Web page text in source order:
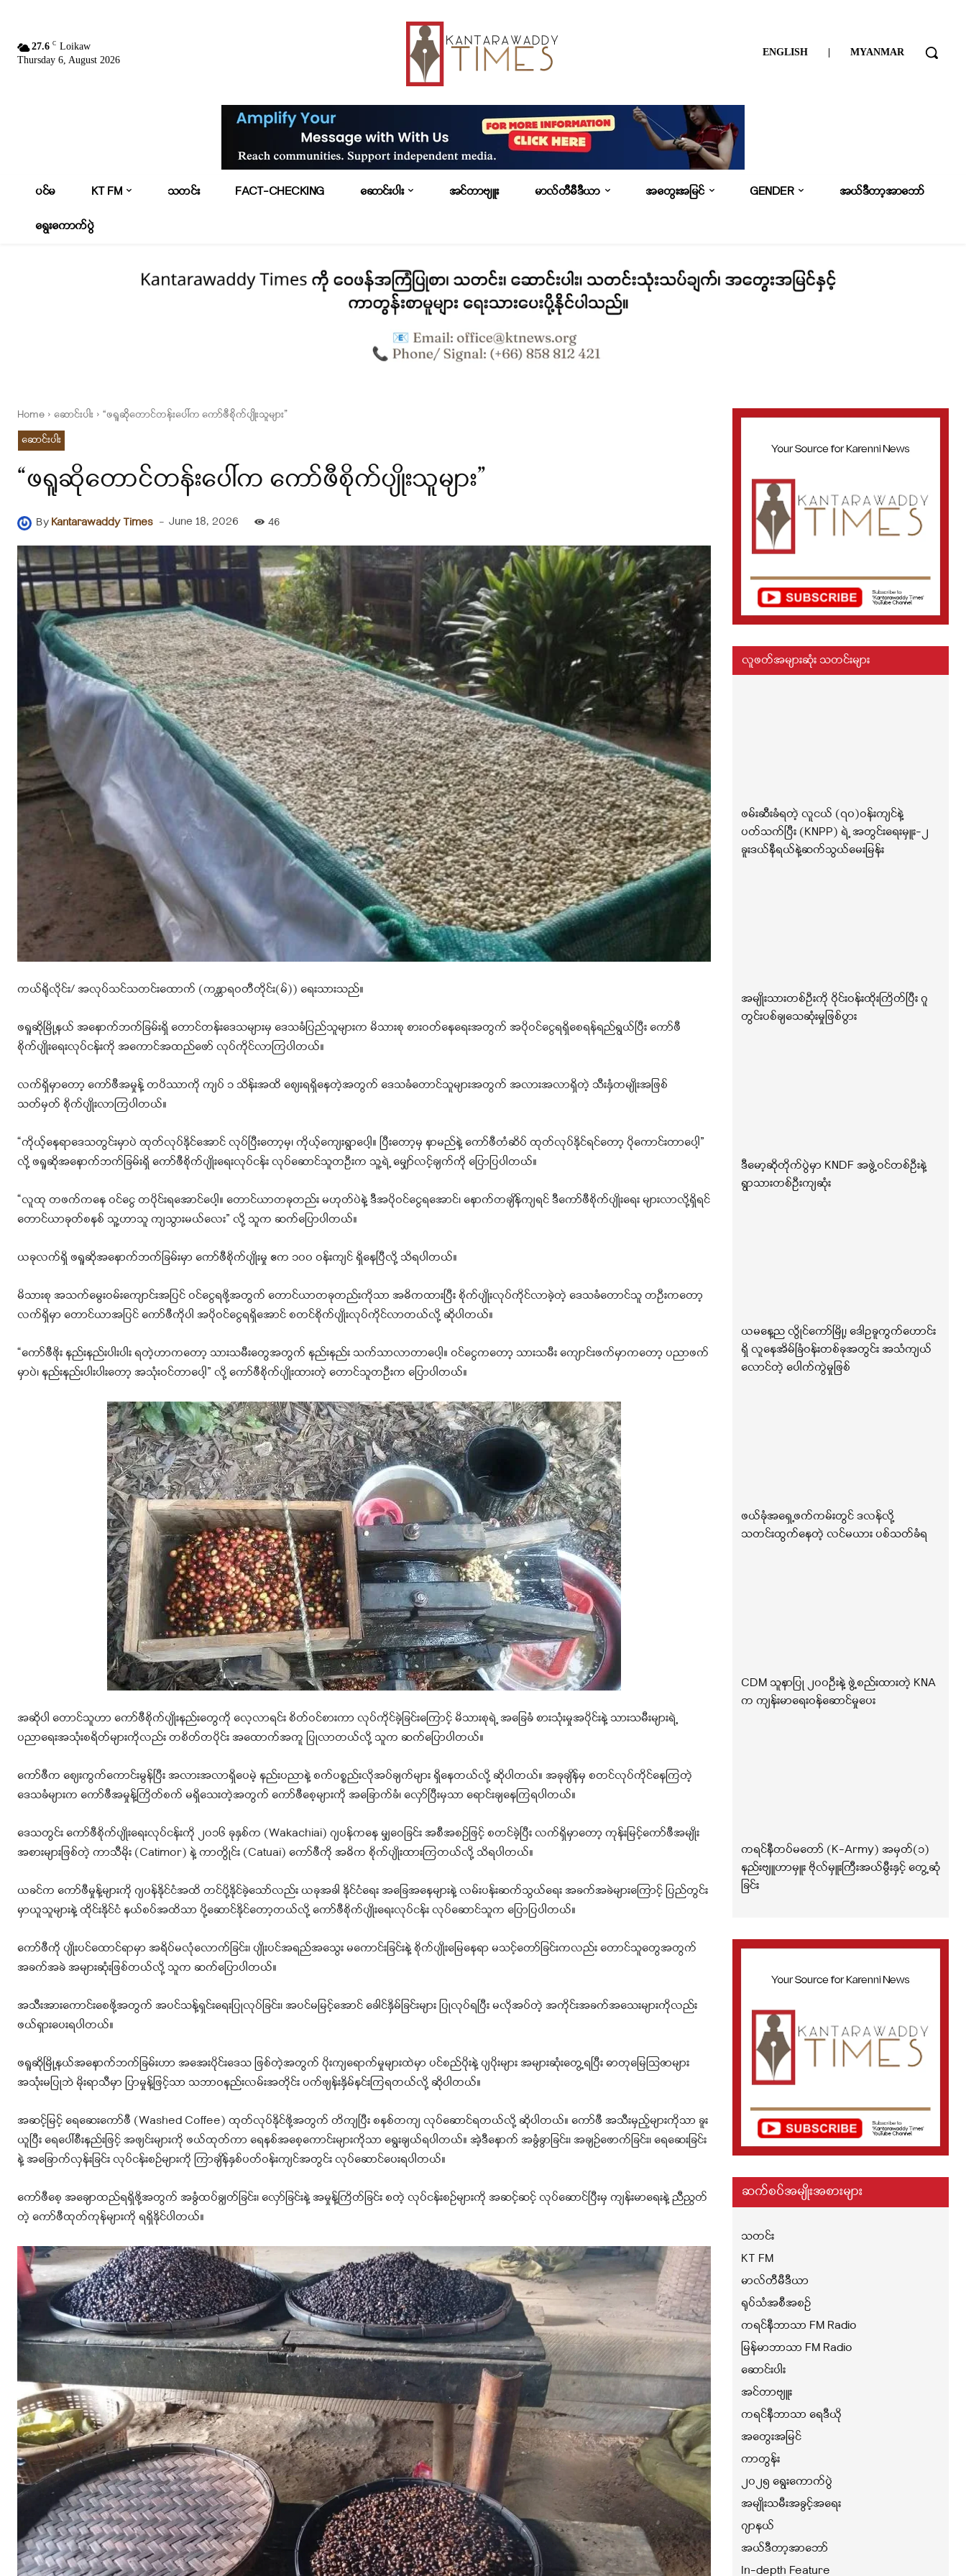
27.6 C Loikaw
Thursday 6, August 2026
ENGLISH | MYANMAR
ပင်မ KT FM သတင်း FACT-CHECKING ဆောင်းပါး အင်တာဗျူး မာလ်တီမီဒီယာ အတွေးအမြင် GENDER အယ်ဒီတာ့အာဘော်
ရွေးကောက်ပွဲ
Home ဆောင်းပါး
“ဖရူဆိုတောင်တန်းပေါ်က ကော်ဖီစိုက်ပျိုးသူများ”
ဆောင်းပါး
“ဖရူဆိုတောင်တန်းပေါ်က ကော်ဖီစိုက်ပျိုးသူများ”
ByKantarawaddy Times - June 18, 2026 46
ကယ်ရိုလိုင်း/ အလုပ်သင်သတင်းထောက် (ကန္တာရဝတီတိုင်း(မ်)) ရေးသားသည်။
ဖရူဆိုမြို့နယ် အနောက်ဘက်ခြမ်းရှိ တောင်တန်းဒေသများမှ ဒေသခံပြည်သူများက မိသားစု စားဝတ်နေရေးအတွက် အပိုဝင်ငွေရရှိစေရန်ရည်ရွယ်ပြီး ကော်ဖီ
စိုက်ပျိုးရေးလုပ်ငန်းကို အကောင်အထည်ဖော် လုပ်ကိုင်လာကြပါတယ်။
လက်ရှိမှာတော့ ကော်ဖီအမှုန့် တပိဿာကို ကျပ် ၁ သိန်းအထိ စျေးရရှိနေတဲ့အတွက် ဒေသခံတောင်သူများအတွက် အလားအလာရှိတဲ့ သီးနှံတမျိုးအဖြစ်
သတ်မှတ် စိုက်ပျိုးလာကြပါတယ်။
“ကိုယ့်နေရာဒေသတွင်းမှာပဲ ထုတ်လုပ်နိုင်အောင် လုပ်ပြီးတော့မှ၊ ကိုယ့်ကျေးရွာပေါ့။ ပြီးတော့မှ နာမည်နဲ့ ကော်ဖီတံဆိပ် ထုတ်လုပ်နိုင်ရင်တော့ ပိုကောင်းတာပေါ့”
လို့ ဖရူဆိုအနောက်ဘက်ခြမ်းရှိ ကော်ဖီစိုက်ပျိုးရေးလုပ်ငန်း လုပ်ဆောင်သူတဦးက သူ့ရဲ့ မျှော်လင့်ချက်ကို ပြောပြပါတယ်။
“လူထု တဖက်ကနေ ဝင်ငွေ တပိုင်းရအောင်ပေါ့။ တောင်ယာတခုတည်း မဟုတ်ပဲနဲ့ ဒီအပိုဝင်ငွေရအောင်၊ နောက်တချိန်ကျရင် ဒီကော်ဖီစိုက်ပျိုးရေး များလာလို့ရှိရင်
တောင်ယာခုတ်စနစ် သူ့ဟာသူ ကျသွားမယ်လေး” လို့ သူက ဆက်ပြောပါတယ်။
ယခုလက်ရှိ ဖရူဆိုအနောက်ဘက်ခြမ်းမှာ ကော်ဖီစိုက်ပျိုးမှု ဧက ၁၀၀ ဝန်းကျင် ရှိနေပြီလို့ သိရပါတယ်။
မိသားစု အသက်မွေးဝမ်းကျောင်းအပြင် ဝင်ငွေရဖို့အတွက် တောင်ယာတခုတည်းကိုသာ အဓိကထားပြီး စိုက်ပျိုးလုပ်ကိုင်လာခဲ့တဲ့ ဒေသခံတောင်သူ တဦးကတော့
လက်ရှိမှာ တောင်ယာအပြင် ကော်ဖီကိုပါ အပိုဝင်ငွေရရှိအောင် စတင်စိုက်ပျိုးလုပ်ကိုင်လာတယ်လို့ ဆိုပါတယ်။
“ကော်ဖီဖိုး နည်းနည်းပါးပါး ရတဲ့ဟာကတော့ သားသမီးတွေအတွက် နည်းနည်း သက်သာလာတာပေါ့။ ဝင်ငွေကတော့ သားသမီး ကျောင်းဖက်မှာကတော့ ပညာဖက်
မှာပဲ၊ နည်းနည်းပါးပါးတော့ အသုံးဝင်တာ‌ပေါ့” လို့ ကော်ဖီစိုက်ပျိုးထားတဲ့ တောင်သူတဦးက ပြောပါတယ်။
အဆိုပါ တောင်သူဟာ ကော်ဖီစိုက်ပျိုးနည်းတွေကို လေ့လာရင်း စိတ်ဝင်စားကာ လုပ်ကိုင်ခဲ့ခြင်းကြောင့် မိသားစုရဲ့ အခြေခံ စားသုံးမှုအပိုင်းနဲ့ သားသမီးများရဲ့
ပညာရေးအသုံးစရိတ်များကိုလည်း တစိတ်တပိုင်း အထောက်အကူ ပြုလာတယ်လို့ သူက ဆက်ပြောပါတယ်။
ကော်ဖီက စျေးကွက်ကောင်းမွန်ပြီး အလားအလာရှိပေမဲ့ နည်းပညာနဲ့ စက်ပစ္စည်းလိုအပ်ချက်များ ရှိနေတယ်လို့ ဆိုပါတယ်။ အခုချိန်မှ စတင်လုပ်ကိုင်နေကြတဲ့
ဒေသခံများက ကော်ဖီအမှုန့်ကြိတ်စက် မရှိသေးတဲ့အတွက် ကော်ဖီစေ့များကို အခြောက်ခံ၊ လှော်ပြီးမှသာ ရောင်းချနေကြရပါတယ်။
ဒေသတွင်း ကော်ဖီစိုက်ပျိုးရေးလုပ်ငန်းကို ၂၀၁၆ ခုနှစ်က (Wakachiai) ဂျပန်ကနေ မျှဝေခြင်း အစီအစဉ်ဖြင့် စတင်ခဲ့ပြီး လက်ရှိမှာတော့ ကုန်းမြင့်ကော်ဖီအမျိုး
အစားများဖြစ်တဲ့ ကာသီမိုး (Catimor) နဲ့ ကာတွိုင်း (Catuai) ကော်ဖီကို အဓိက စိုက်ပျိုးထားကြတယ်လို့ သိရပါတယ်။
ယခင်က ကော်ဖီမှုန့်များကို ဂျပန်နိုင်ငံအထိ တင်ပို့နိုင်ခဲ့သော်လည်း ယခုအခါ နိုင်ငံရေး အခြေအနေများနဲ့ လမ်းပန်းဆက်သွယ်ရေး အခက်အခဲများကြောင့် ပြည်တွင်း
မှာယူသူများနဲ့ ထိုင်းနိုင်ငံ နယ်စပ်အထိသာ ပို့ဆောင်နိုင်တော့တယ်လို့ ကော်ဖီစိုက်ပျိုးရေးလုပ်ငန်း လုပ်ဆောင်သူက ပြောပြပါတယ်။
ကော်ဖီကို ပျိုးပင်ထောင်ရာမှာ အရိပ်မလုံလောက်ခြင်း၊ ပျိုးပင်အရည်အသွေး မကောင်းခြင်းနဲ့ စိုက်ပျိုးမြေနေရာ မသင့်တော်ခြင်းကလည်း တောင်သူတွေအတွက်
အခက်အခဲ အများဆုံးဖြစ်တယ်လို့ သူက ဆက်ပြောပါတယ်။
အသီးအားကောင်းစေဖို့အတွက် အပင်သန့်ရှင်းရေးပြုလုပ်ခြင်း၊ အပင်မမြင့်အောင် ခေါင်နှိမ်ခြင်းများ ပြုလုပ်ရပြီး မလိုအပ်တဲ့ အကိုင်းအခက်အသေးများကိုလည်း
ဖယ်ရှားပေးရပါတယ်။
ဖရူဆိုမြို့နယ်အနောက်ဘက်ခြမ်းဟာ အအေးပိုင်းဒေသ ဖြစ်တဲ့အတွက် ပိုးကျရောက်မှုများထဲမှာ ပင်စည်ပိုးနဲ့ ပျပိုးများ အများဆုံးတွေ့ရပြီး ဓာတုမြေသြဇာများ
အသုံးမပြုဘဲ မိုးရာသီမှာ ပြာမှုန့်ဖြင့်သာ သဘာဝနည်းလမ်းအတိုင်း ပက်ဖျန်းနှိမ်နင်းကြရတယ်လို့ ဆိုပါတယ်။
အဆင့်မြင့် ရေဆေးကော်ဖီ (Washed Coffee) ထုတ်လုပ်နိုင်ဖို့အတွက် တိကျပြီး စနစ်တကျ လုပ်ဆောင်ရတယ်လို့ ဆိုပါတယ်။ ကော်ဖီ အသီးမှည့်များကိုသာ ခူး
ယူပြီး ရေပေါ်စီးနည်းဖြင့် အဖျင်းများကို ဖယ်ထုတ်ကာ ရေနစ်အစေ့ကောင်းများကိုသာ ရွေးချယ်ရပါတယ်။ အဲ့ဒီနောက် အခွံခွာခြင်း၊ အချဉ်ဖောက်ခြင်း၊ ရေဆေးခြင်း
နဲ့ အခြောက်လှန်းခြင်း လုပ်ငန်းစဉ်များကို ကြာချိန်နှစ်ပတ်ဝန်းကျင်အတွင်း လုပ်ဆောင်ပေးရပါတယ်။
ကော်ဖီစေ့ အချောထည်ရရှိဖို့အတွက် အခွံထပ်ချွတ်ခြင်း၊ လှော်ခြင်းနဲ့ အမှုန့်ကြိတ်ခြင်း စတဲ့ လုပ်ငန်းစဉ်များကို အဆင့်ဆင့် လုပ်ဆောင်ပြီးမှ ကျန်းမာရေးနဲ့ ညီညွတ်
တဲ့ ကော်ဖီထုတ်ကုန်များကို ရရှိနိုင်ပါတယ်။
လူဖတ်အများဆုံး သတင်းများ
ဖမ်းဆီးခံရတဲ့ လူငယ် (၇၀)ဝန်းကျင်နဲ့
ပတ်သက်ပြီး (KNPP) ရဲ့ အတွင်းရေးမှူး-၂
ခူးဒယ်နီရယ်နဲ့ဆက်သွယ်မေးမြန်း
အမျိုးသားတစ်ဦးကို ဝိုင်းဝန်းထိုးကြိတ်ပြီး ဂူ
တွင်းပစ်ချသေဆုံးမှုဖြစ်ပွား
ဒီမော့ဆိုတိုက်ပွဲမှာ KNDF အဖွဲ့ဝင်တစ်ဦးနဲ့
ရွာသားတစ်ဦးကျဆုံး
ယမနေ့ည လွိုင်ကော်မြို့၊ ဒေါဥခူကွက်ဟောင်း
ရှိ လူနေအိမ်ခြံဝန်းတစ်ခုအတွင်း အသံကျယ်
လောင်တဲ့ ပေါက်ကွဲမှုဖြစ်
ဖယ်ခုံအရှေ့ဖက်ကမ်းတွင် ဒလန်လို့
သတင်းထွက်နေတဲ့ လင်မယား ပစ်သတ်ခံရ
CDM သူနာပြု ၂၀၀ဦးနဲ့ ဖွဲ့စည်းထားတဲ့ KNA
က ကျန်းမာရေးဝန်ဆောင်မှုပေး
ကရင်နီတပ်မတော် (K-Army) အမှတ်(၁)
နည်းဗျူဟာမှူး ဗိုလ်မှူးကြီးအယ်မွီးနှင့် တွေ့ဆုံ
ခြင်း
ဆက်စပ်အမျိုးအစားများ
သတင်း
KT FM
မာလ်တီမီဒီယာ
ရုပ်သံအစီအစဉ်
ကရင်နီဘာသာ FM Radio
မြန်မာဘာသာ FM Radio
ဆောင်းပါး
အင်တာဗျူး
ကရင်နီဘာသာ ရေဒီယို
အတွေးအမြင်
ကာတွန်း
၂၀၂၅ ရွေးကောက်ပွဲ
အမျိုးသမီးအခွင့်အရေး
ဂျာနယ်
အယ်ဒီတာ့အာဘော်
In-depth Feature